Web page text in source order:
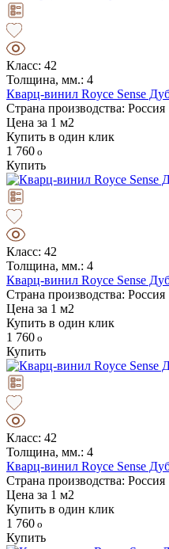
Класс: 42
Толщина, мм.: 4
Кварц-винил Royce Sense
Страна производства: Россия
Цена за 1 м2
Купить в один клик
1 760
Купить
Класс: 42
Толщина, мм.: 4
Кварц-винил Royce Sense
Страна производства: Россия
Цена за 1 м2
Купить в один клик
1 760
Купить
Класс: 42
Толщина, мм.: 4
Кварц-винил Royce Sense
Страна производства: Россия
Цена за 1 м2
Купить в один клик
1 760
Купить